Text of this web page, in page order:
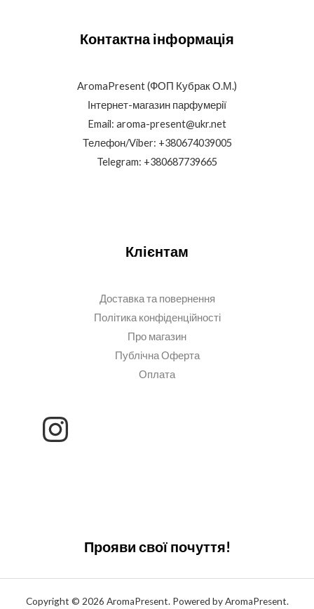
Контактна інформація
AromaPresent (ФОП Кубрак О.М.)
Інтернет-магазин парфумерії
Email: aroma-present@ukr.net
Телефон/Viber: +380674039005
Telegram: +380687739665
Клієнтам
Доставка та повернення
Політика конфіденційності
Про магазин
Публічна Оферта
Оплата
Прояви свої почуття!
Copyright © 2026 AromaPresent. Powered by AromaPresent.